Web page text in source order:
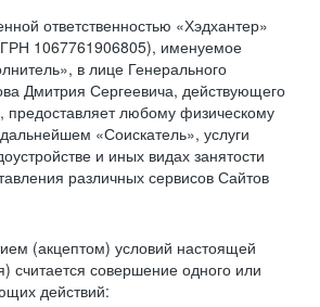
ответственностью «Хэдхантер»
1067761906805), именуемое
в лице Генерального
Дмитрия Сергеевича, действующего
предоставляет любому физическому
«Соискатель», услуги
и иных видах занятости
различных сервисов Сайтов
(акцептом) условий настоящей
совершение одного или
действий: